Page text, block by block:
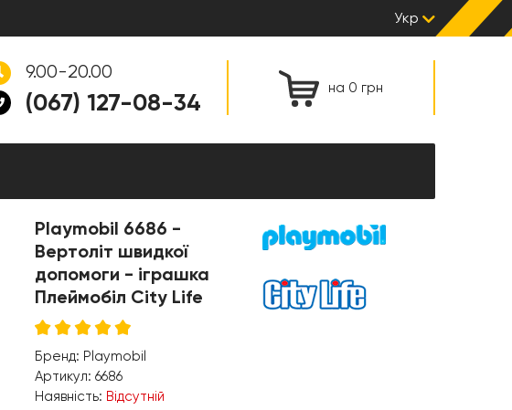
Укр
на 0 грн
9.00-20.00
(067) 127-08-34
Playmobil 6686 -
Вертоліт швидкої
допомоги - іграшка
Плеймобіл City Life
Бренд: Playmobil
Артикул: 6686
Наявність: Відсутній